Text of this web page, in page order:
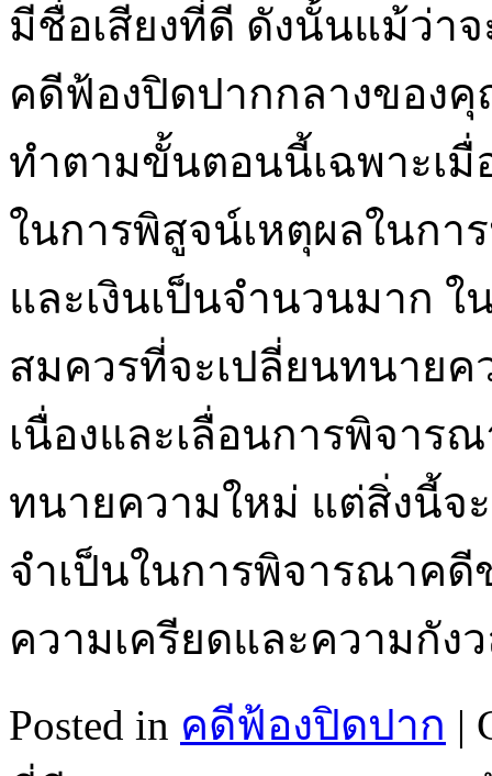
มีชื่อเสียงที่ดี ดังนั้นแม้ว่า
คดีฟ้องปิดปากกลางของ
ทำตามขั้นตอนนี้เฉพาะเ
ในการพิสูจน์เหตุผลในกา
และเงินเป็นจำนวนมาก
สมควรที่จะเปลี่ยนทนาย
เนื่องและเลื่อนการพิจาร
ทนายความใหม่ แต่สิ่งนี้จ
จำเป็นในการพิจารณาค
ความเครียดและความกัง
Posted in คดีฟ้องปิดปาก |